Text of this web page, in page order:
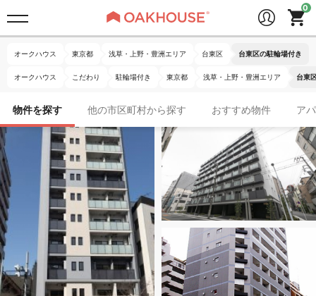
オークハウス 東京都 浅草・上野・豊洲エリア 台東区 台東区の駐輪場付き
オークハウス こだわり 駐輪場付き 東京都 浅草・上野・豊洲エリア 台東
物件を探す 他の市区町村から探す おすすめ物件 ア